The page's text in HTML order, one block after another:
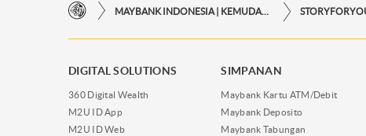
MAYBANK INDONESIA | KEMUDAHAN TRANSAKSI FINANSIAL DI UJUNG JARI ANDA
DIGITAL SOLUTIONS
360 Digital Wealth
M2U ID App
M2U ID Web
SIMPANAN
Maybank Kartu ATM/Debit
Maybank Deposito
Maybank Tabungan